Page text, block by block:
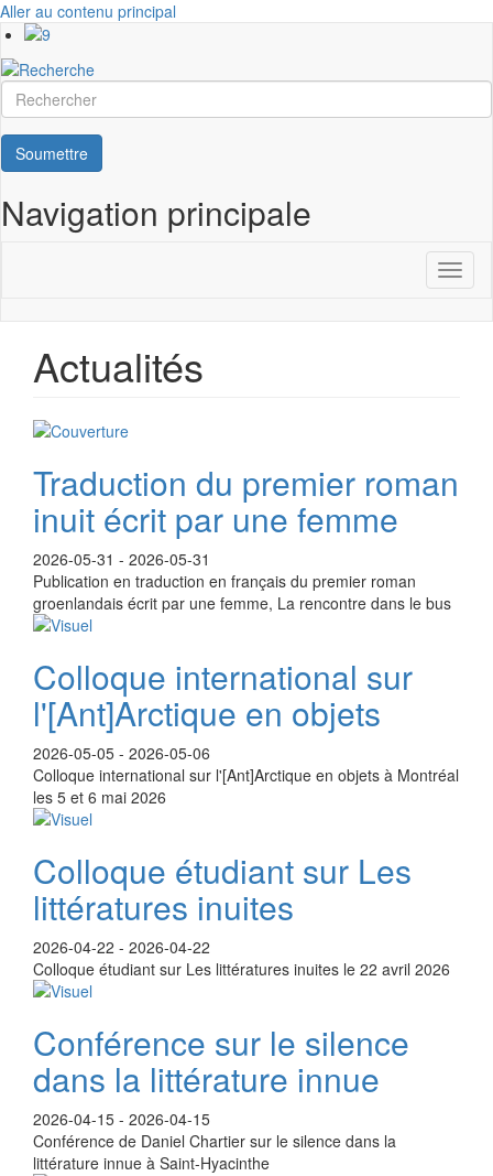
Aller au contenu principal
Rechercher
Soumettre
Navigation principale
Actualités
Traduction du premier roman
inuit écrit par une femme
2026-05-31 - 2026-05-31
Publication en traduction en français du premier roman
groenlandais écrit par une femme, La rencontre dans le bus
Colloque international sur
l'[Ant]Arctique en objets
2026-05-05 - 2026-05-06
Colloque international sur l'[Ant]Arctique en objets à Montréal
les 5 et 6 mai 2026
Colloque étudiant sur Les
littératures inuites
2026-04-22 - 2026-04-22
Colloque étudiant sur Les littératures inuites le 22 avril 2026
Conférence sur le silence
dans la littérature innue
2026-04-15 - 2026-04-15
Conférence de Daniel Chartier sur le silence dans la
littérature innue à Saint-Hyacinthe